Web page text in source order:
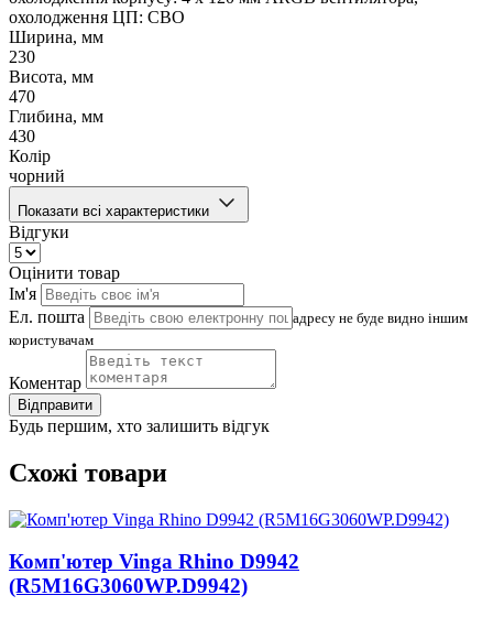
охолодження ЦП: СВО
Ширина, мм
230
Висота, мм
470
Глибина, мм
430
Колір
чорний
Показати всі характеристики
Відгуки
Оцінити товар
Ім'я
Ел. пошта
адресу не буде видно іншим
користувачам
Коментар
Відправити
Будь першим, хто залишить відгук
Схожі товари
Комп'ютер Vinga Rhino D9942
(R5M16G3060WP.D9942)